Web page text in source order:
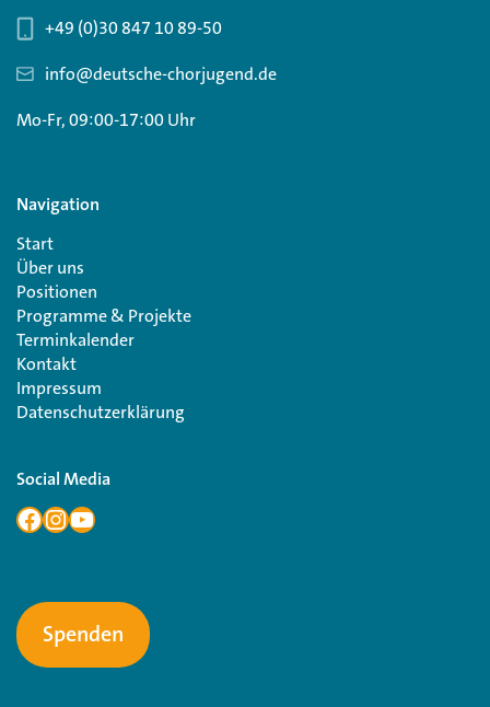
+49 (0)30 847 10 89-50
info@deutsche-chorjugend.de
Mo-Fr, 09:00-17:00 Uhr
Navigation
Start
Über uns
Positionen
Programme & Projekte
Terminkalender
Kontakt
Impressum
Datenschutzerklärung
Social Media
Spenden